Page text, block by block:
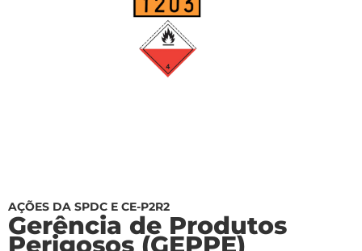
AÇÕES DA SPDC E CE-P2R2
Gerência de Produtos